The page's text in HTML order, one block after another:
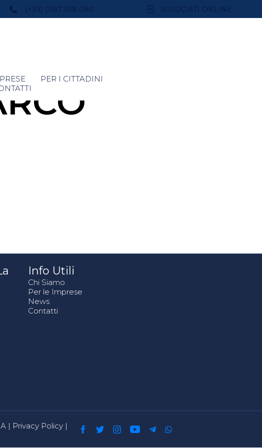
(+39) 0187 598 080 ASSOCIATI ONLINE
PER I CITTADINI
Info Utili
Chi Siamo
Per le Imprese
News
Contatti
| Privacy Policy |